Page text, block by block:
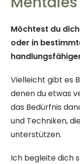
Möchtest du
oder in
Vielleicht gibt es
denen du etwas
das Bedürfnis
und Techniken,
unterstützen.
Ich begleite dich